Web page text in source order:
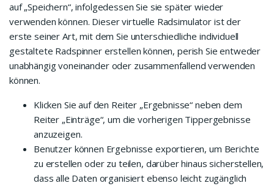
auf „Speichern“, infolgedessen Sie sie später wieder
verwenden können. Dieser virtuelle Radsimulator ist der
erste seiner Art, mit dem Sie unterschiedliche individuell
gestaltete Radspinner erstellen können, perish Sie entweder
unabhängig voneinander oder zusammenfallend verwenden
können.
Klicken Sie auf den Reiter „Ergebnisse“ neben dem
Reiter „Einträge“, um die vorherigen Tippergebnisse
anzuzeigen.
Benutzer können Ergebnisse exportieren, um Berichte
zu erstellen oder zu teilen, darüber hinaus sicherstellen,
dass alle Daten organisiert ebenso leicht zugänglich